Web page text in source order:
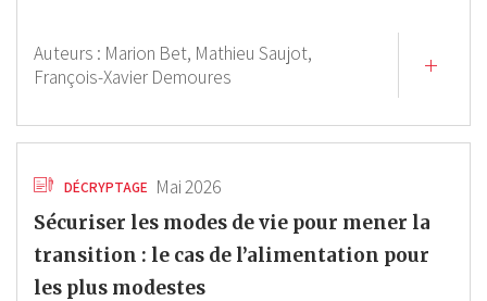
Auteurs : Marion Bet, Mathieu Saujot,
François-Xavier Demoures
DÉCRYPTAGE Mai 2026
Sécuriser les modes de vie pour mener la
transition : le cas de l’alimentation pour
les plus modestes